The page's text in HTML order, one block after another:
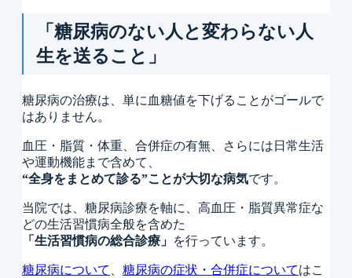
「糖尿病のない人と変わらない人
生を送ること」
糖尿病の治療は、単に血糖値を下げることがゴールで
はありません。
血圧・脂質・体重、合併症の有無、さらには日常生活
や運動機能まで含めて、
“全身をまとめて診る”ことが大切な病気です。
当院では、糖尿病診療を軸に、高血圧・脂質異常症な
どの生活習慣病全般を含めた
「生活習慣病の総合診療」 を行っています。
糖尿病について 、 糖尿病の症状・合併症についてはこ